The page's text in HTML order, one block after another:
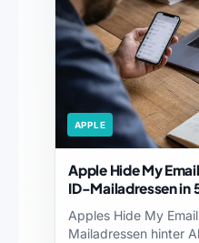
APPLE
Apple Hide My
ID-Mailadressen in
Apples Hide My
Mailadressen hinter